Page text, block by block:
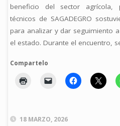
beneficio del sector agrícola,
técnicos de SAGADEGRO
para analizar y dar seguimiento
el estado. Durante el encuentro,
Compartelo
18 MARZO, 2026